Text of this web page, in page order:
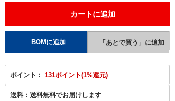
ポイント： 131ポイント(1%還元)
送料： 送料無料でお届けします